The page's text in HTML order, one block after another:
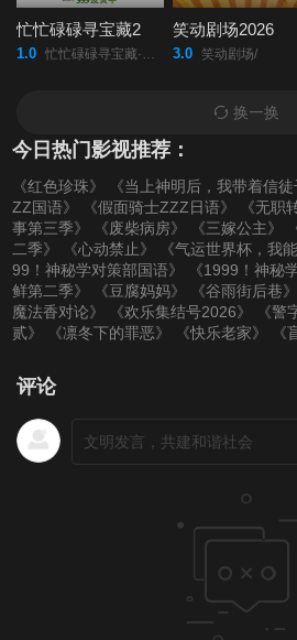
忙忙碌碌寻宝藏2
1.0 忙忙碌碌寻宝藏·双人成行季/
笑动剧场2026
3.0 笑动剧场/
换一换
今日热门影视推荐：
《红色珍珠》 《当上神明后，我带着信徒
ZZ国语》
《假面骑士ZZZ日语》
《无职
事第三季》
《废柴病房》 《三嫁公主》
二季》
《心动禁止》 《气运世界杯，我
99！神秘学对策部国语》
《1999！神秘
鲜第二季》
《豆腐妈妈》 《谷雨街后巷》
魔法香对论》
《欢乐集结号2026》 《警
贰》
《凛冬下的罪恶》 《快乐老家》 《
评论